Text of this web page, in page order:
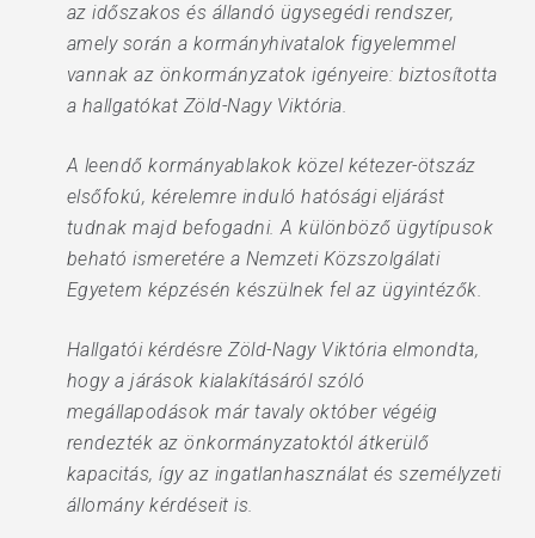
az időszakos és állandó ügysegédi rendszer,
amely során a kormányhivatalok figyelemmel
vannak az önkormányzatok igényeire: biztosította
a hallgatókat Zöld-Nagy Viktória.
A leendő kormányablakok közel kétezer-ötszáz
elsőfokú, kérelemre induló hatósági eljárást
tudnak majd befogadni. A különböző ügytípusok
beható ismeretére a Nemzeti Közszolgálati
Egyetem képzésén készülnek fel az ügyintézők.
Hallgatói kérdésre Zöld-Nagy Viktória elmondta,
hogy a járások kialakításáról szóló
megállapodások már tavaly október végéig
rendezték az önkormányzatoktól átkerülő
kapacitás, így az ingatlanhasználat és személyzeti
állomány kérdéseit is.